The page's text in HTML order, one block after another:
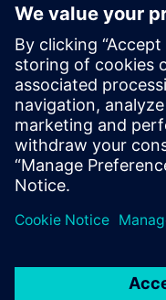
programozási és TIA
Dates And
Currently, no events
Add yourself to the
when new dates become
Activate notification